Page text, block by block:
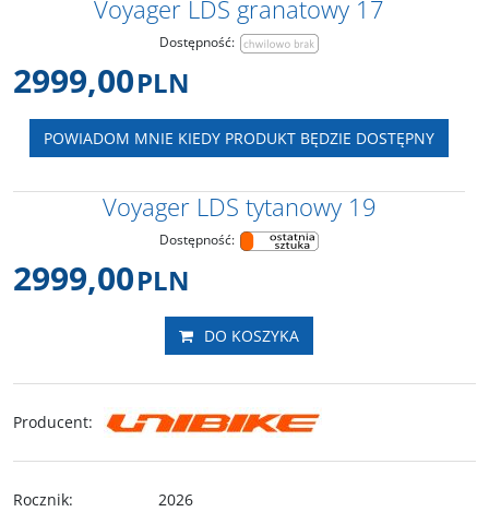
Voyager LDS granatowy 17
Dostępność:
2999,00PLN
POWIADOM MNIE KIEDY PRODUKT BĘDZIE DOSTĘPNY
Voyager LDS tytanowy 19
Dostępność:
2999,00PLN
DO KOSZYKA
Producent:
Rocznik:
2026